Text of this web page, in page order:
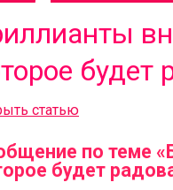
будет
статью
по теме
будет